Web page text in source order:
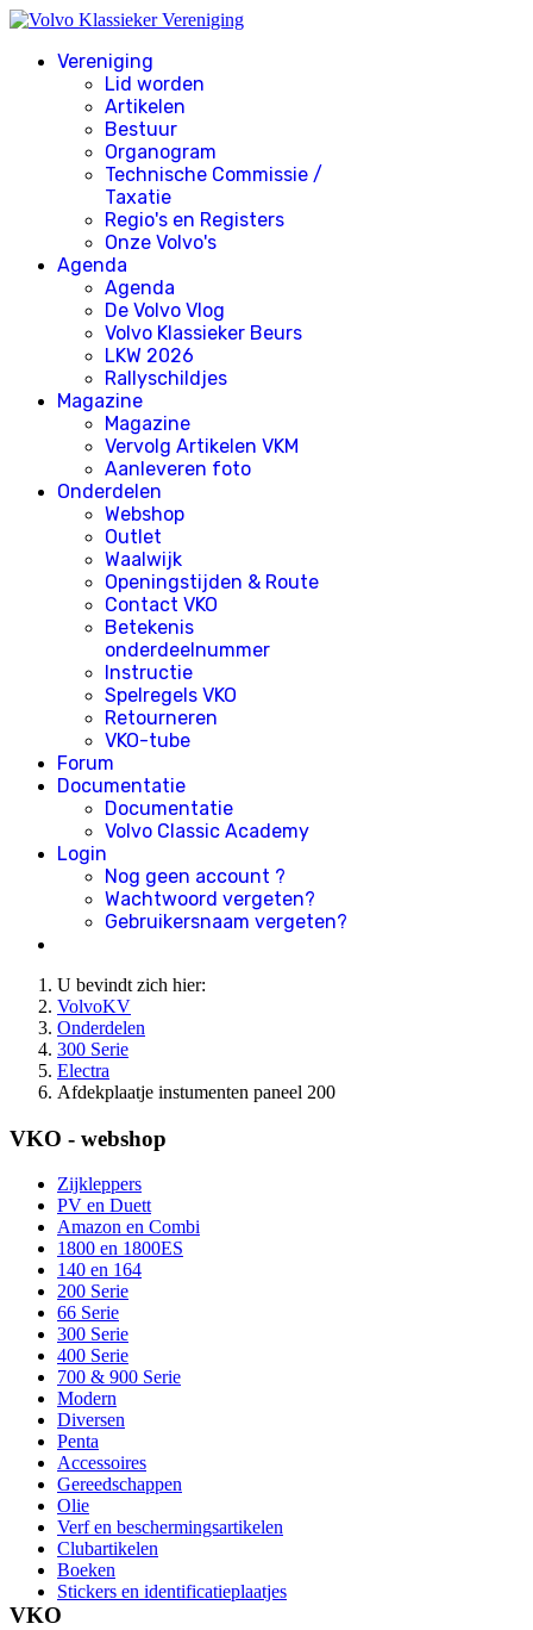
Vereniging
Lid worden
Artikelen
Bestuur
Organogram
Technische Commissie /
Taxatie
Regio's en Registers
Onze Volvo's
Agenda
Agenda
De Volvo Vlog
Volvo Klassieker Beurs
LKW 2026
Rallyschildjes
Magazine
Magazine
Vervolg Artikelen VKM
Aanleveren foto
Onderdelen
Webshop
Outlet
Waalwijk
Openingstijden & Route
Contact VKO
Betekenis
onderdeelnummer
Instructie
Spelregels VKO
Retourneren
VKO-tube
Forum
Documentatie
Documentatie
Volvo Classic Academy
Login
Nog geen account ?
Wachtwoord vergeten?
Gebruikersnaam vergeten?
U bevindt zich hier:
VolvoKV
Onderdelen
300 Serie
Electra
Afdekplaatje instumenten paneel 200
VKO - webshop
Zijkleppers
PV en Duett
Amazon en Combi
1800 en 1800ES
140 en 164
200 Serie
66 Serie
300 Serie
400 Serie
700 & 900 Serie
Modern
Diversen
Penta
Accessoires
Gereedschappen
Olie
Verf en beschermingsartikelen
Clubartikelen
Boeken
Stickers en identificatieplaatjes
VKO